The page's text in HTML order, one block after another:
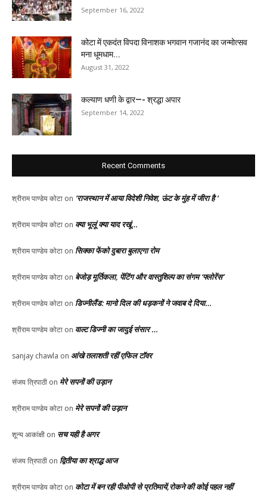
September 16, 2022
कोटा में एकदंत विपदा विनाशक भगवान गजानंद का जन्मोत्सव
मना धूमधाम...
August 31, 2022
कल्याण धणी के द्वार—- श्रद्धा अपार
September 14, 2022
Recent Comments
श्रीराम पाण्डेय कोटा on ‘राजस्थान में आया विदेशी निवेश, ऊंट के मुंह में जीरा है ‘
श्रीराम पाण्डेय कोटा on क्या भूलूं क्या याद रखूं…
श्रीराम पाण्डेय कोटा on सिक्का फेंको दुबारा बुलाएगा रोम
श्रीराम पाण्डेय कोटा on बेजोड़ मूर्तिकला, पेंटिंग और वास्तुशिल्प का संगम ‘फ्लोरेंस’
श्रीराम पाण्डेय कोटा on डिज्नीलैंड: मानो दिल की धड़कनों ने जवाब दे दिया…
श्रीराम पाण्डेय कोटा on वाल्ट डिज्नी का जादुई संसार …
sanjay chawla on आंखे तलाशती रहीं एफिल टॉवर
संजय त्रिपाठी on मेरे सपनों की उड़ान
श्रीराम पाण्डेय कोटा on मेरे सपनों की उड़ान
शून्य आकांक्षी on सच यही है अगर
संजय त्रिपाठी on द्वितीया का श्राद्ध आज
श्रीराम पाण्डेय कोटा on कोटा में बन रही पीओपी से प्रतिमायें,रोकने की कोई पहल नहीं